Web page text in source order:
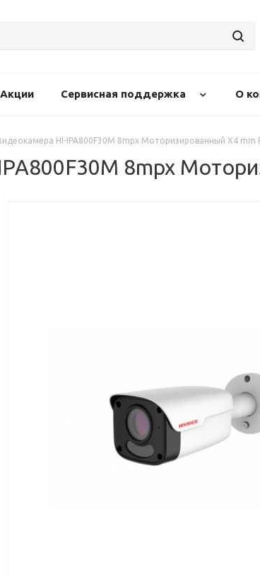
Акции Сервисная поддержка О
HI-IPA800F30M 8mpx Mоторизированный X4 mm
8mpx